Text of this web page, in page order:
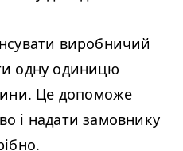
виробничий
одну одиницю
Це допоможе
і надати замовнику